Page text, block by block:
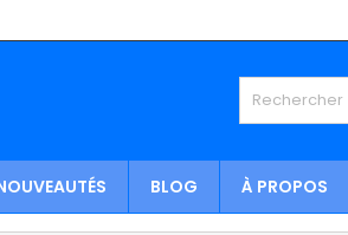
BLOG À PROPOS